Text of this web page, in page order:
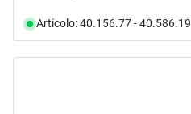
Articolo: 40.156.77 - 40.586.19